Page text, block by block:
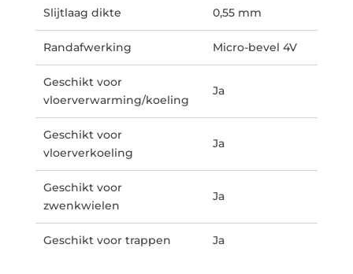
Slijtlaag dikte 0,55 mm
Randafwerking Micro-bevel 4V
Geschikt voor
vloerverwarming/koeling
Ja
Geschikt voor
vloerverkoeling
Ja
Geschikt voor
zwenkwielen
Ja
Geschikt voor trappen Ja